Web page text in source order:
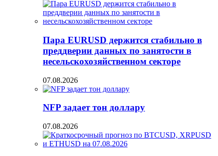
Пара EURUSD держится стабильно в
преддверии данных по занятости в
несельскохозяйственном секторе
07.08.2026
NFP задает тон доллару
07.08.2026